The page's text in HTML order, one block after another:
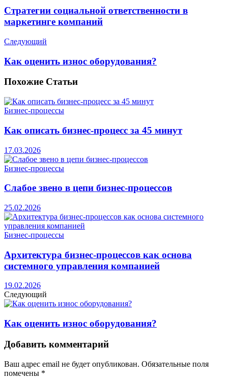
Стратегии социальной ответственности в
маркетинге компаний
Следующий
Как оценить износ оборудования?
Похожие Статьи
Бизнес-процессы
Как описать бизнес-процесс за 45 минут
17.03.2026
Бизнес-процессы
Слабое звено в цепи бизнес-процессов
25.02.2026
Бизнес-процессы
Архитектура бизнес-процессов как основа
системного управления компанией
19.02.2026
Следующий
Как оценить износ оборудования?
Добавить комментарий
Ваш адрес email не будет опубликован. Обязательные поля
помечены *